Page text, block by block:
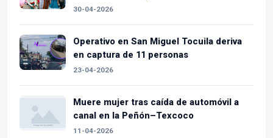
30-04-2026
Operativo en San Miguel Tocuila deriva
en captura de 11 personas
23-04-2026
Muere mujer tras caída de automóvil a
canal en la Peñón–Texcoco
11-04-2026